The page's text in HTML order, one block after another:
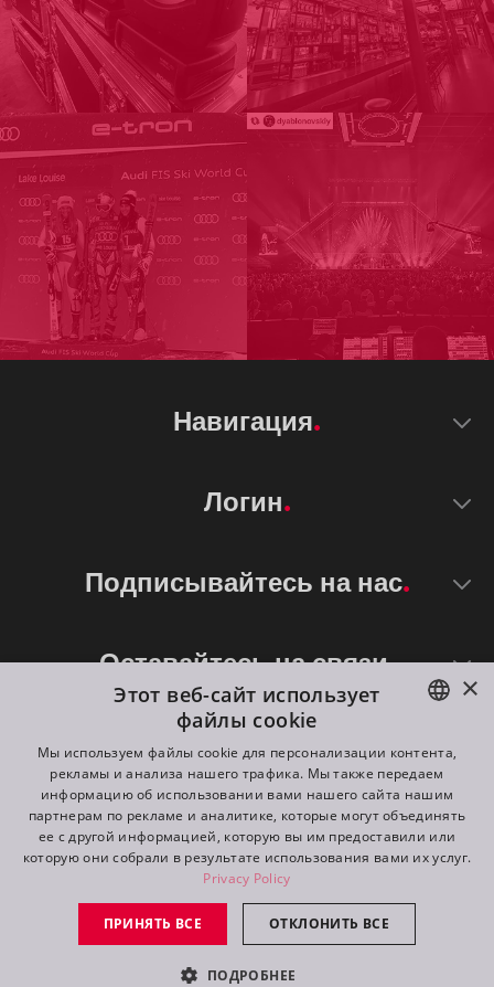
Навигация
Логин
Подписывайтесь на нас
Оставайтесь на связи
©2026 ROBE lighting s.r.o.
All rights reserved. Created by
Switch to desktop mode
ENGLISH
DE
FR
RU
×
Этот веб-сайт использует
файлы cookie
Мы используем файлы cookie для персонализации контента,
рекламы и анализа нашего трафика. Мы также передаем
информацию об использовании вами нашего сайта нашим
партнерам по рекламе и аналитике, которые могут объединять
ее с другой информацией, которую вы им предоставили или
которую они собрали в результате использования вами их услуг.
Privacy Policy
ПРИНЯТЬ ВСЕ ОТКЛОНИТЬ ВСЕ
ПОДРОБНЕЕ